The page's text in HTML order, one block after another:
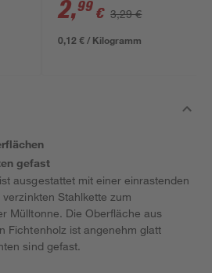
2,99 € 3,29 €
0,12 € / Kilogramm
gefast
ausgestattet mit einer einrastenden
Stahlkette zum
Mülltonne. Die Oberfläche aus
Fichtenholz ist angenehm glatt
sind gefast.